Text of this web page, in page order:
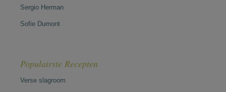
Sergio Herman
Sofie Dumont
Populairste Recepten
Verse slagroom